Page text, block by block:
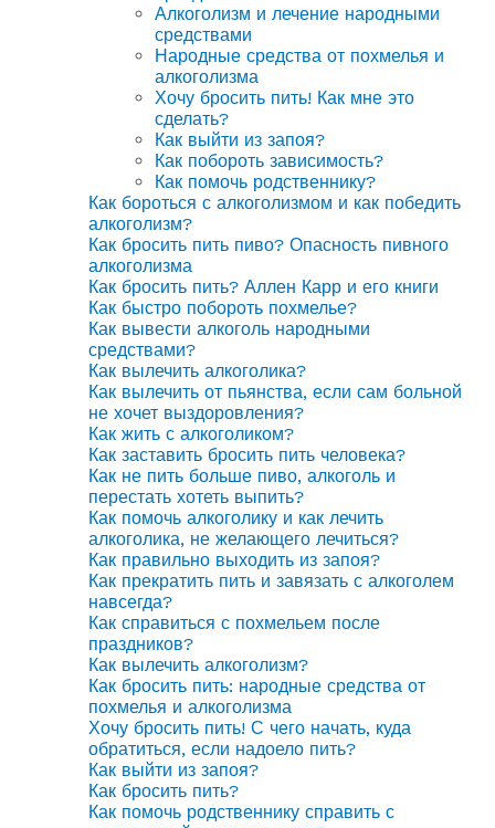
Алкоголизм и лечение народными
средствами
Народные средства от похмелья и
алкоголизма
Хочу бросить пить! Как мне это
сделать?
Как выйти из запоя?
Как побороть зависимость?
Как помочь родственнику?
Как бороться с алкоголизмом и как победить
алкоголизм?
Как бросить пить пиво? Опасность пивного
алкоголизма
Как бросить пить? Аллен Карр и его книги
Как быстро побороть похмелье?
Как вывести алкоголь народными
средствами?
Как вылечить алкоголика?
Как вылечить от пьянства, если сам больной
не хочет выздоровления?
Как жить с алкоголиком?
Как заставить бросить пить человека?
Как не пить больше пиво, алкоголь и
перестать хотеть выпить?
Как помочь алкоголику и как лечить
алкоголика, не желающего лечиться?
Как правильно выходить из запоя?
Как прекратить пить и завязать с алкоголем
навсегда?
Как справиться с похмельем после
праздников?
Как вылечить алкоголизм?
Как бросить пить: народные средства от
похмелья и алкоголизма
Хочу бросить пить! С чего начать, куда
обратиться, если надоело пить?
Как выйти из запоя?
Как бросить пить?
Как помочь родственнику справить с